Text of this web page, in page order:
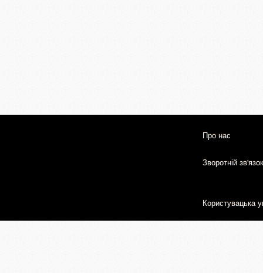
Про нас
Зворотній зв'язок
Користувацька